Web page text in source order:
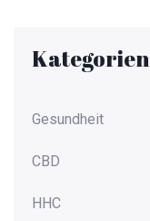
Kategorien
Gesundheit
CBD
HHC